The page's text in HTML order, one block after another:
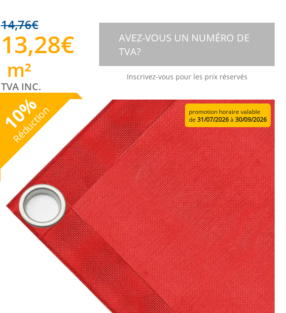
14,76€
13,28€
m²
TVA INC.
AVEZ-VOUS UN NUMÉRO DE
TVA?
Inscrivez-vous pour les prix réservés
10
%
Réduction
promotion horaire valable
de 31/07/2026 à 30/09/2026